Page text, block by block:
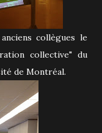
collègues le
collective" du
de Montréal.